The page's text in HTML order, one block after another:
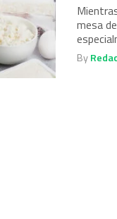
mesa
By